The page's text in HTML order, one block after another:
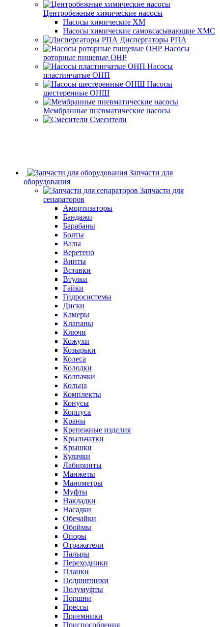
Центробежные химические насосы
Насосы химические ХМ
Насосы химические самовсасывающие ХМС
Диспергаторы РПА
Насосы
роторные пищевые ОНР
Насосы
пластинчатые ОНП
Насосы
шестеренные ОНШ
Мембранные пневматические насосы
Смесители
Запчасти для
оборудования
Запчасти для
сепараторов
Амортизаторы
Бандажи
Барабаны
Болты
Валы
Веретено
Винты
Вставки
Втулки
Гайки
Гидросистемы
Диски
Камеры
Клапаны
Ключи
Кожухи
Козырьки
Колеса
Колодки
Колпачки
Кольца
Комплекты
Конусы
Корпуса
Краны
Крепежные изделия
Крыльчатки
Крышки
Кулачки
Лабиринты
Манжеты
Манометры
Муфты
Накладки
Насадки
Обечайки
Обоймы
Опоры
Отражатели
Пальцы
Переходники
Планки
Подшипники
Полумуфты
Поршни
Прессы
Приемники
Приспособления